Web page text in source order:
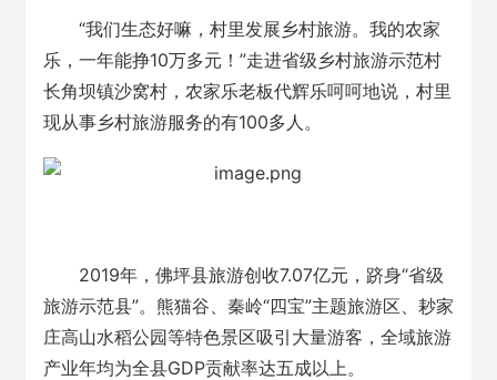
“我们生态好嘛，村里发展乡村旅游。我的农家
乐，一年能挣10万多元！”走进省级乡村旅游示范村
长角坝镇沙窝村，农家乐老板代辉乐呵呵地说，村里
现从事乡村旅游服务的有100多人。
2019年，佛坪县旅游创收7.07亿元，跻身“省级
旅游示范县”。熊猫谷、秦岭“四宝”主题旅游区、耖家
庄高山水稻公园等特色景区吸引大量游客，全域旅游
产业年均为全县GDP贡献率达五成以上。